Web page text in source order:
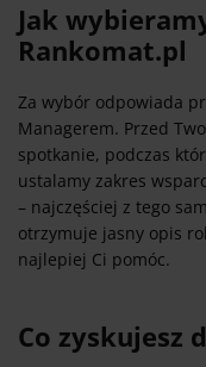
Jak
Rankomat.pl
Za wybór odpowiada
Managerem. Przed
spotkanie, podczas
ustalamy zakres
– najczęściej z tego
otrzymuje jasny opis
najlepiej Ci pomóc.
Co zyskujesz